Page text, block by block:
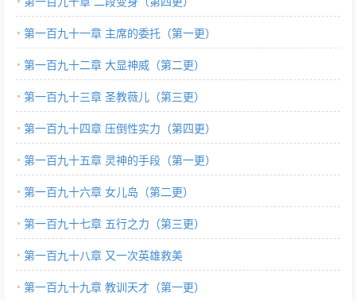
第一百九十一章 主席的委托（第一更）
第一百九十二章 大显神威（第二更）
第一百九十三章 圣教薇儿（第三更）
第一百九十四章 压倒性实力（第四更）
第一百九十五章 灵神的手段（第一更）
第一百九十六章 女儿岛（第二更）
第一百九十七章 五行之力（第三更）
第一百九十八章 又一次英雄救美
第一百九十九章 教训天才（第一更）